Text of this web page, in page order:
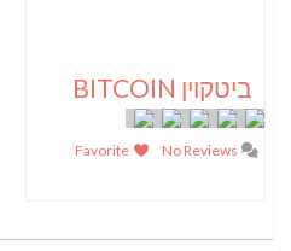
ביטקוין BITCOIN